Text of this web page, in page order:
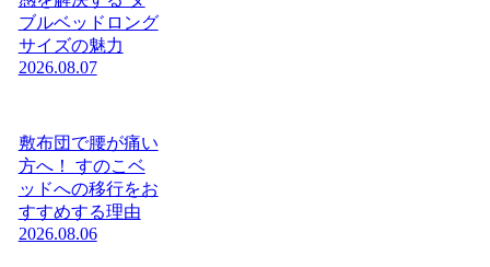
ブルベッドロング
サイズの魅力
2026.08.07
敷布団で腰が痛い
方へ！ すのこベ
ッドへの移行をお
すすめする理由
2026.08.06